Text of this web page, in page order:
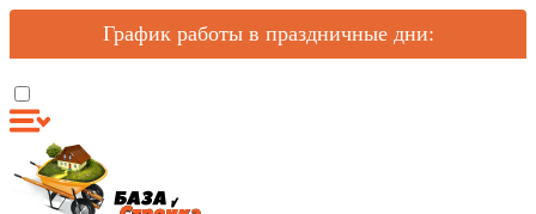
График работы в праздничные дни: